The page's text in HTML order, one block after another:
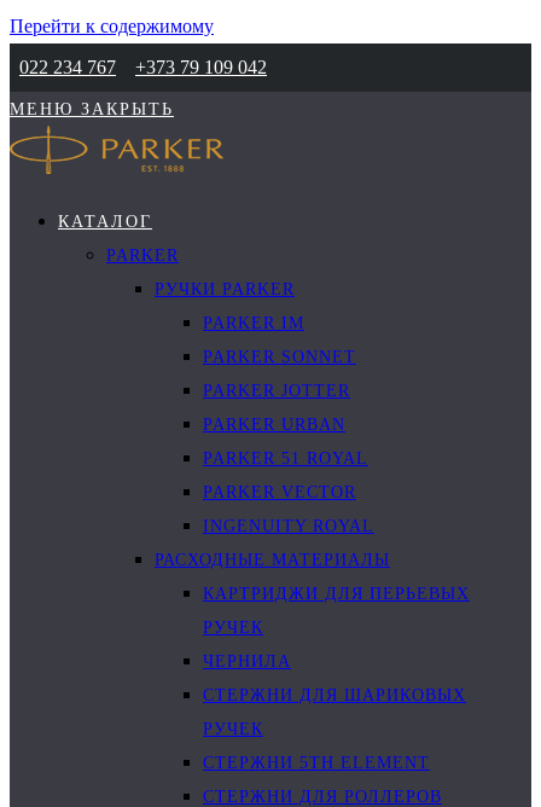
Перейти к содержимому
022 234 767
+373 79 109 042
МЕНЮ ЗАКРЫТЬ
КАТАЛОГ
PARKER
РУЧКИ PARKER
PARKER IM
PARKER SONNET
PARKER JOTTER
PARKER URBAN
PARKER 51 ROYAL
PARKER VECTOR
INGENUITY ROYAL
РАСХОДНЫЕ МАТЕРИАЛЫ
КАРТРИДЖИ ДЛЯ ПЕРЬЕВЫХ
РУЧЕК
ЧЕРНИЛА
СТЕРЖНИ ДЛЯ ШАРИКОВЫХ
РУЧЕК
СТЕРЖНИ 5TH ELEMENT
СТЕРЖНИ ДЛЯ РОЛЛЕРОВ